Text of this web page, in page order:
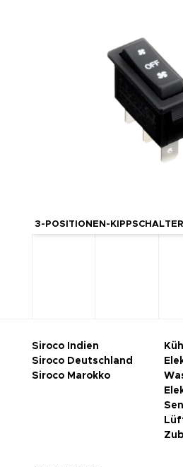
3-POSITIONEN-KIPPSCHALTER
Siroco Indien
Siroco Deutschland
Siroco Marokko